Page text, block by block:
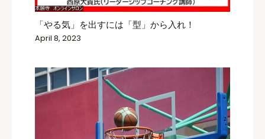
「やる気」を出すには「型」から入れ！
April 8, 2023